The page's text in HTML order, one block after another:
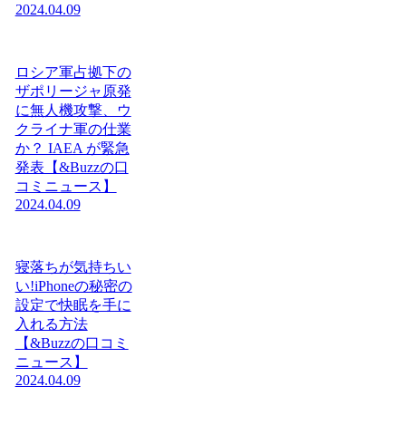
2024.04.09
ロシア軍占拠下の
ザポリージャ原発
に無人機攻撃、ウ
クライナ軍の仕業
か？ IAEA が緊急
発表【&Buzzの口
コミニュース】
2024.04.09
寝落ちが気持ちい
い!iPhoneの秘密の
設定で快眠を手に
入れる方法
【&Buzzの口コミ
ニュース】
2024.04.09